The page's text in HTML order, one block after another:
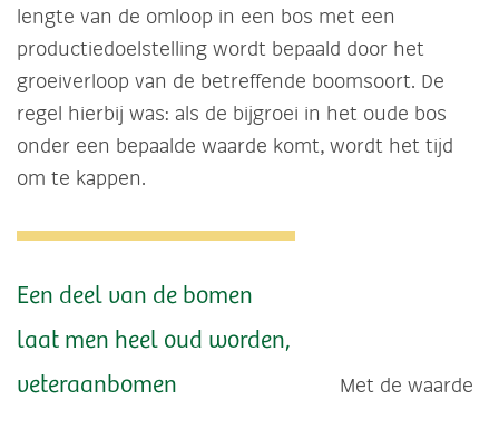
lengte van de omloop in een bos met een
productiedoelstelling wordt bepaald door het
groeiverloop van de betreffende boomsoort. De
regel hierbij was: als de bijgroei in het oude bos
onder een bepaalde waarde komt, wordt het tijd
om te kappen.
Een deel van de bomen
laat men heel oud worden,
veteraanbomen
Met de waarde